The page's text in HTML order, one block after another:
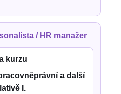
/ HR manažer
kurzu
a další
I.